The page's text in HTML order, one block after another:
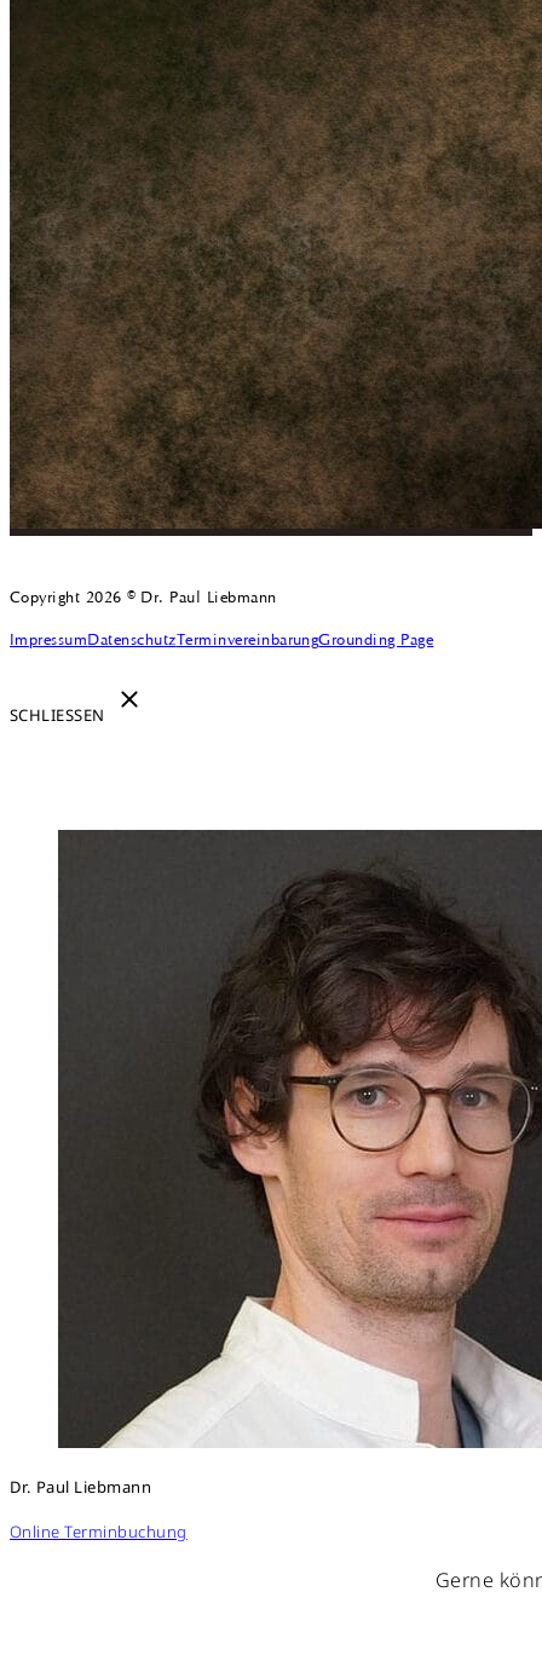
Copyright 2026 © Dr. Paul Liebmann
ImpressumDatenschutzTerminvereinbarungGrounding Page
SCHLIESSEN
Dr. Paul Liebmann
Online Terminbuchung
Gerne